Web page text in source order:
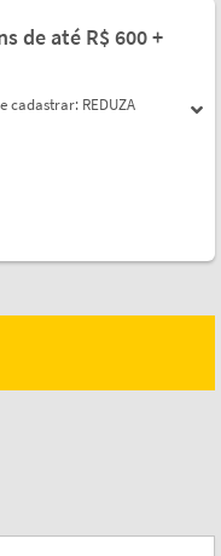
de até R$ 600 +
cadastrar: REDUZA